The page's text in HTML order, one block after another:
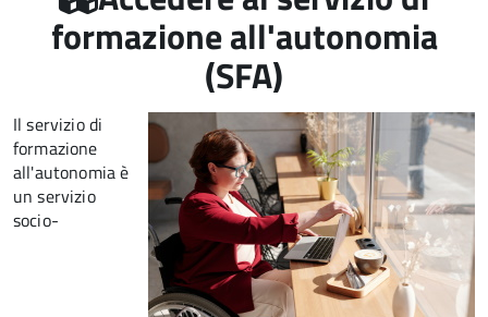
formazione all'autonomia
(SFA)
Il servizio di
formazione
all'autonomia è
un servizio
socio-